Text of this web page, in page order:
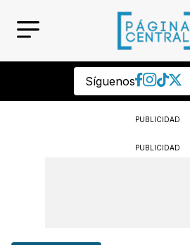
Síguenos
PUBLICIDAD
PUBLICIDAD